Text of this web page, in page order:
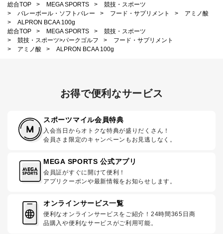
総合TOP
> MEGA SPORTS >
競技・スポーツ
>
バレーボール・ソフトバレー > フード・サプリメント >
アミノ酸
>
ALPRON BCAA 100g
総合TOP
> MEGA SPORTS >
競技・スポーツ
>
競技・スポーツ>パークゴルフ >
フード・サプリメント
>
アミノ酸 > ALPRON BCAA 100g
お得で便利なサービス
スポーツマイル会員特典
入会当日からオトクな特典が盛りだくさん！
会員さま限定のキャンペーンもお見逃しなく。
MEGA SPORTS 公式アプリ
会員証がすぐに開けて便利！
アプリクーポンや最新情報をお知らせします。
オンラインサービス一覧
便利なオンラインサービスをご紹介！24時間365日商
品購入や便利なサービスがご利用可能。